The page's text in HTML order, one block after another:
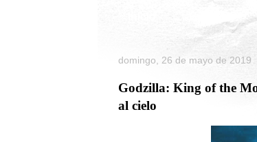
domingo, 26 de mayo de 2019
Godzilla: King of the
al cielo